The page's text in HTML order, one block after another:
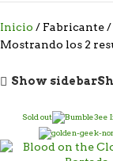
Inicio Fabricante
Mostrando los 2
Show sidebar
Sold out